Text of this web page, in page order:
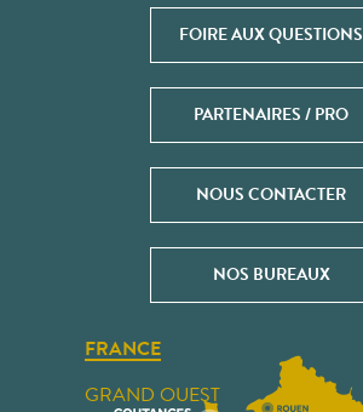
FOIRE AUX QUESTIONS
PARTENAIRES / PRO
NOUS CONTACTER
NOS BUREAUX
FRANCE
GRAND OUEST